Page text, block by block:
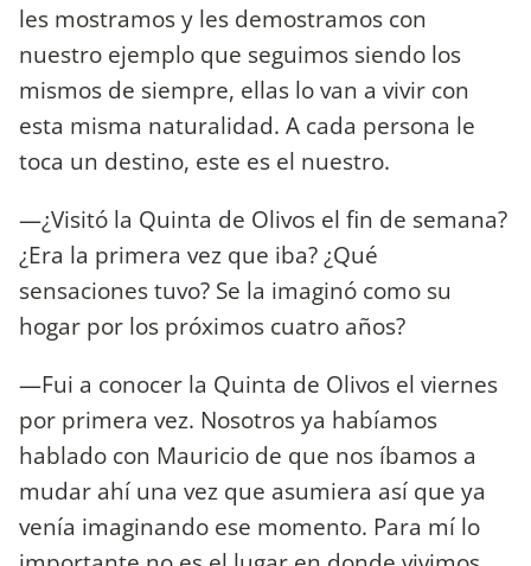
les mostramos y les demostramos con
nuestro ejemplo que seguimos siendo los
mismos de siempre, ellas lo van a vivir con
esta misma naturalidad. A cada persona le
toca un destino, este es el nuestro.
—¿Visitó la Quinta de Olivos el fin de semana?
¿Era la primera vez que iba? ¿Qué
sensaciones tuvo? Se la imaginó como su
hogar por los próximos cuatro años?
—Fui a conocer la Quinta de Olivos el viernes
por primera vez. Nosotros ya habíamos
hablado con Mauricio de que nos íbamos a
mudar ahí una vez que asumiera así que ya
venía imaginando ese momento. Para mí lo